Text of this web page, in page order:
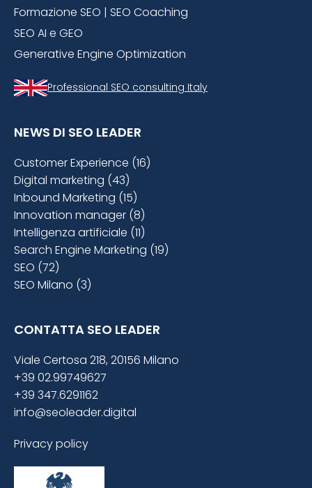
Formazione SEO | SEO Coaching
SEO AI e GEO
Generative Engine Optimization
Professional SEO consulting Italy
NEWS DI SEO LEADER
Customer Experience (16)
Digital marketing (43)
Inbound Marketing (15)
Innovation manager (8)
Intelligenza artificiale (11)
Search Engine Marketing (19)
SEO (72)
SEO Milano (3)
CONTATTA SEO LEADER
Viale Certosa 218, 20156 Milano
+39 02.99749627
+39 347.6291162
info@seoleader.digital
Privacy policy